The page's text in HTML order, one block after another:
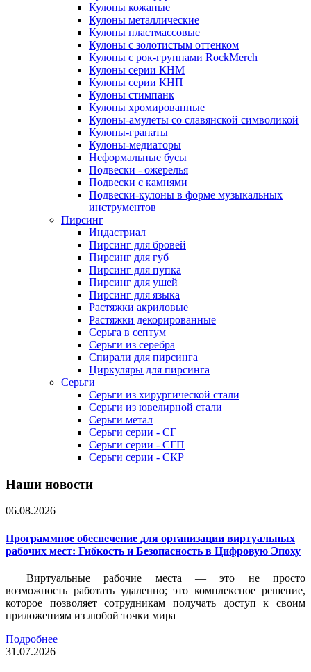
Кулоны кожаные
Кулоны металлические
Кулоны пластмассовые
Кулоны с золотистым оттенком
Кулоны с рок-группами RockMerch
Кулоны серии КНМ
Кулоны серии КНП
Кулоны стимпанк
Кулоны хромированные
Кулоны-амулеты со славянской символикой
Кулоны-гранаты
Кулоны-медиаторы
Неформальные бусы
Подвески - ожерелья
Подвески с камнями
Подвески-кулоны в форме музыкальных
инструментов
Пирсинг
Индастриал
Пирсинг для бровей
Пирсинг для губ
Пирсинг для пупка
Пирсинг для ушей
Пирсинг для языка
Растяжки акриловые
Растяжки декорированные
Серьга в септум
Серьги из серебра
Спирали для пирсинга
Циркуляры для пирсинга
Серьги
Серьги из хирургической стали
Серьги из ювелирной стали
Серьги метал
Серьги серии - СГ
Серьги серии - СГП
Серьги серии - СКР
Наши новости
06.08.2026
Программное обеспечение для организации виртуальных
рабочих мест: Гибкость и Безопасность в Цифровую Эпоху
Виртуальные рабочие места — это не просто
возможность работать удаленно; это комплексное решение,
которое позволяет сотрудникам получать доступ к своим
приложениям из любой точки мира
Подробнее
31.07.2026